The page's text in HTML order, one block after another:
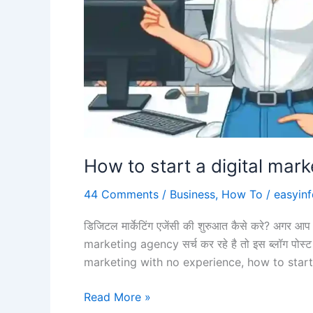
How to start a digital
44 Comments / Business, How To /
डिजिटल मार्केटिंग एजेंसी की शुरुआत कैसे करे? अगर
marketing agency सर्च कर रहे है तो इस ब्लॉग
marketing with no experience, how to
How
Read More »